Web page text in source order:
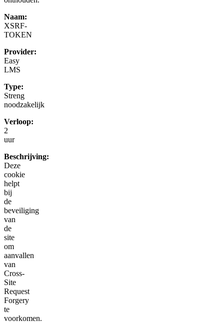
Naam:
XSRF-
TOKEN
Provider:
Easy
LMS
Type:
Streng
noodzakelijk
Verloop:
2
uur
Beschrijving:
Deze
cookie
helpt
bij
de
beveiliging
van
de
site
om
aanvallen
van
Cross-
Site
Request
Forgery
te
voorkomen.